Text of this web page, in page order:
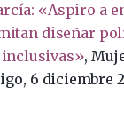
«Aspiro a
diseñar
inclusivas»,
6 diciembre